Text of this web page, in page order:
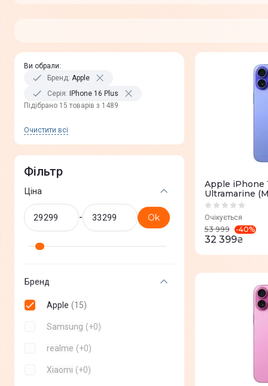
Ви обрали:
Бренд: Apple
Серія:
IPhone 16 Plus
Пiдiбрано 15 товарів з 1489
Очистити всi
Фільтр
Ціна
- Ok
Бренд
Apple (15)
Samsung (+0)
realme (+0)
Xiaomi (+0)
Apple iPhone
Ultramarine
Очікується
53 999 -40%
32 399₴